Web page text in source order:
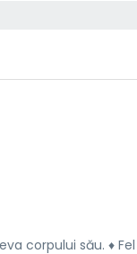
corpului său. ♦